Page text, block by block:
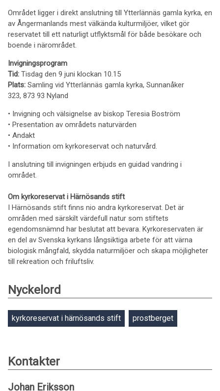
Området ligger i direkt anslutning till Ytterlännäs gamla kyrka, en
av Ångermanlands mest välkända kulturmiljöer, vilket gör
reservatet till ett naturligt utflyktsmål för både besökare och
boende i närområdet.
Invigningsprogram
Tid: Tisdag den 9 juni klockan 10.15
Plats: Samling vid Ytterlännäs gamla kyrka, Sunnanåker
323, 873 93 Nyland
• Invigning och välsignelse av biskop Teresia Boström
• Presentation av områdets naturvärden
• Andakt
• Information om kyrkoreservat och naturvård.
I anslutning till invigningen erbjuds en guidad vandring i
området.
Om kyrkoreservat i Härnösands stift
I Härnösands stift finns nio andra kyrkoreservat. Det är
områden med särskilt värdefull natur som stiftets
egendomsnämnd har beslutat att bevara. Kyrkoreservaten är
en del av Svenska kyrkans långsiktiga arbete för att värna
biologisk mångfald, skydda naturmiljöer och skapa möjligheter
till rekreation och friluftsliv.
Nyckelord
kyrkoreservat i härnösands stift prostberget
Kontakter
Johan Eriksson